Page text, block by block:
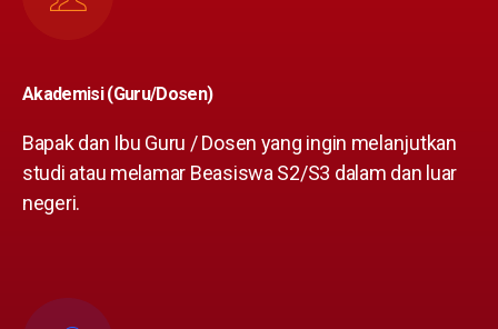
Akademisi (Guru/Dosen)
Bapak dan Ibu Guru / Dosen yang ingin melanjutkan
studi atau melamar Beasiswa S2/S3 dalam dan luar
negeri.